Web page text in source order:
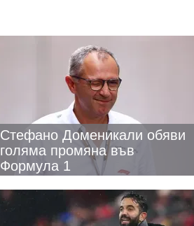
Стефано Доменикали обяви
голяма промяна във
Формула 1